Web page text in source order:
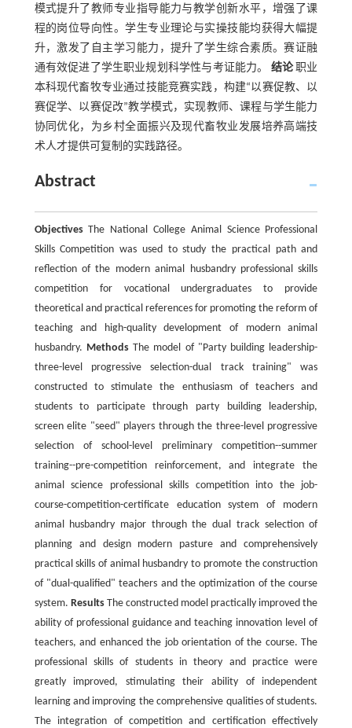
模式提升了教师专业指导能力与教学创新水平，增强了课
程的岗位导向性。学生专业理论与实操技能均获得大幅提
升，激发了自主学习能力，提升了学生综合素质。赛证融
通有效促进了学生职业规划科学性与考证能力。 结论职业
本科现代畜牧专业通过技能竞赛实践，构建“以赛促教、以
赛促学、以赛促改”教学模式，实现教师、课程与学生能力
协同优化，为乡村全面振兴及现代畜牧业发展培养高端技
术人才提供可复制的实践路径。
Abstract
ObjectivesThe National College Animal Science Professional
Skills Competition was used to study the practical path and
reflection of the modern animal husbandry professional skills
competition for vocational undergraduates to provide
theoretical and practical references for promoting the reform of
teaching and high-quality development of modern animal
husbandry. MethodsThe model of "Party building leadership-
three-level progressive selection-dual track training" was
constructed to stimulate the enthusiasm of teachers and
students to participate through party building leadership,
screen elite "seed" players through the three-level progressive
selection of school-level preliminary competition--summer
training--pre-competition reinforcement, and integrate the
animal science professional skills competition into the job-
course-competition-certificate education system of modern
animal husbandry major through the dual track selection of
planning and design modern pasture and comprehensively
practical skills of animal husbandry to promote the construction
of "dual-qualified" teachers and the optimization of the course
system. ResultsThe constructed model practically improved the
ability of professional guidance and teaching innovation level of
teachers, and enhanced the job orientation of the course. The
professional skills of students in theory and practice were
greatly improved, stimulating their ability of independent
learning and improving the comprehensive qualities of students.
The integration of competition and certification effectively